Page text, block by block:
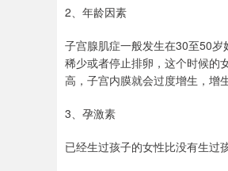
2、年龄因素
子宫腺肌症一般发生在30至50
稀少或者停止排卵，这个时候的
高，子宫内膜就会过度增生，增
3、孕激素
已经生过孩子的女性比没有生过